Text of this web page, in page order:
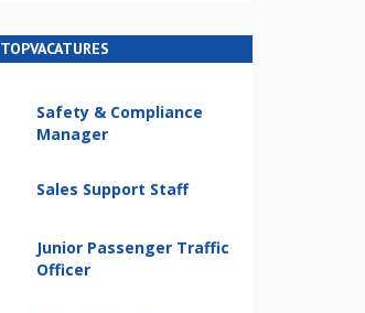
TOPVACATURES
Safety & Compliance
Manager
Sales Support Staff
Junior Passenger Traffic
Officer